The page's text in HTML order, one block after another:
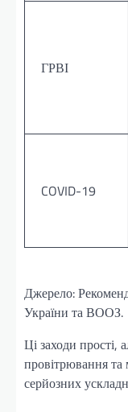
ГРВІ
COVID-19
Джерело:
України та ВООЗ.
Ці заходи прості,
провітрювання та
серйозних